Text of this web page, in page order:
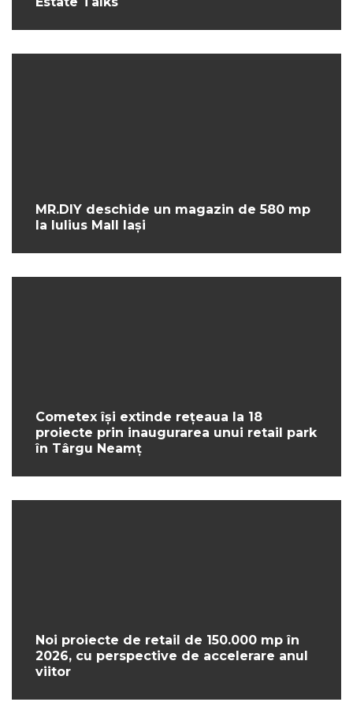
MR.DIY deschide un magazin de 580 mp
la Iulius Mall Iași
Cometex își extinde rețeaua la 18
proiecte prin inaugurarea unui retail park
în Târgu Neamț
Noi proiecte de retail de 150.000 mp în
2026, cu perspective de accelerare anul
viitor